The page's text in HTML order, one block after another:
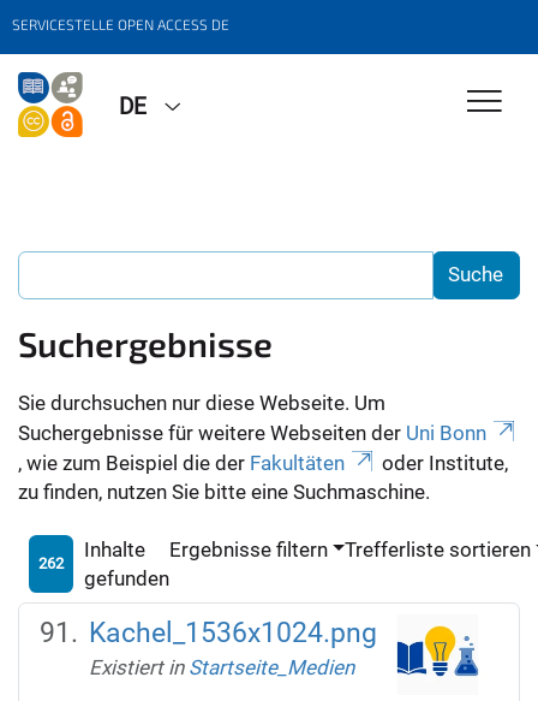
SERVICESTELLE OPEN ACCESS DE
DE
Suchergebnisse
Sie durchsuchen nur diese Webseite. Um
Suchergebnisse für weitere Webseiten der Uni Bonn
, wie zum Beispiel die der Fakultäten
oder Institute,
zu finden, nutzen Sie bitte eine Suchmaschine.
262
Inhalte
gefunden
Ergebnisse filtern Trefferliste sortieren
Kachel_1536x1024.png
Existiert in Startseite_Medien